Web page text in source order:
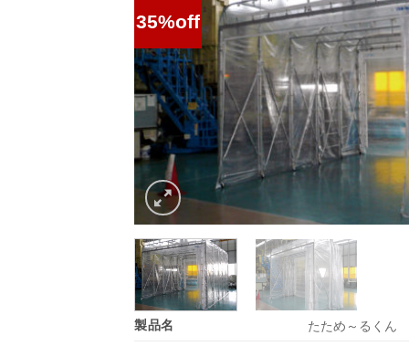
35%off
製品名
たため～るくん